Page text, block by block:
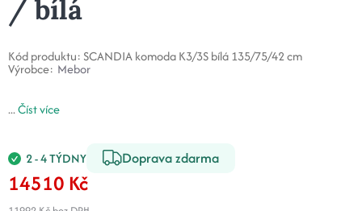
/ bílá
Kód produktu: SCANDIA komoda K3/3S bílá 135/75/42 cm
Výrobce: Mebor
...Číst více
2 - 4 TÝDNY Doprava zdarma
14510 Kč